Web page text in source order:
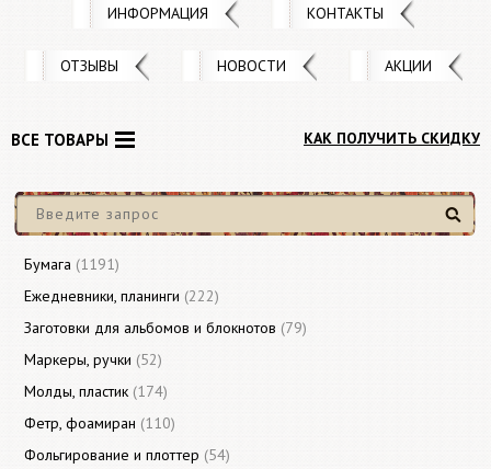
ИНФОРМАЦИЯ КОНТАКТЫ
ОТЗЫВЫ НОВОСТИ АКЦИИ
КАК ПОЛУЧИТЬ СКИДКУ
Найти
ВСЕ ТОВАРЫ
Бумага (1191)
Ежедневники, планинги (222)
Заготовки для альбомов и блокнотов (79)
Маркеры, ручки (52)
Молды, пластик (174)
Фетр, фоамиран (110)
Фольгирование и плоттер (54)